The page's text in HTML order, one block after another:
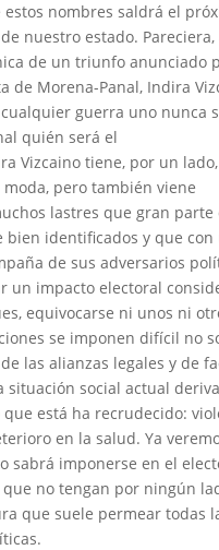
estos nombres saldrá el
nuestro estado. Pareciera,
de un triunfo anunciado
de Morena-Panal, Indira
guerra uno nunca
quién será el
Vizcaino tiene, por un
pero también viene
lastres que gran parte
bien identificados y que con
de sus adversarios
un impacto electoral
equivocarse ni unos ni
se imponen difícil no
las alianzas legales y de
situación social actual
está ha recrudecido:
en la salud. Ya
sabrá imponerse en el
no tengan por ningún
que suele permear todas